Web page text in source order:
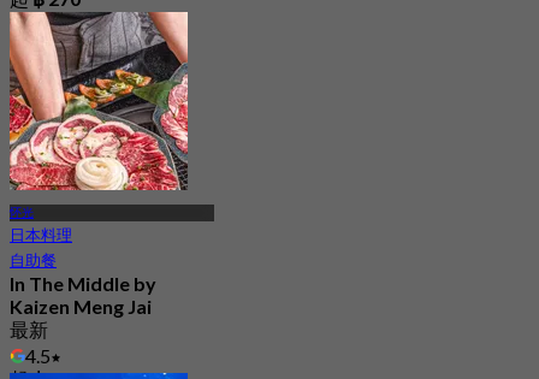
怀光
日本料理
自助餐
In The Middle by
Kaizen Meng Jai
最新
4.5